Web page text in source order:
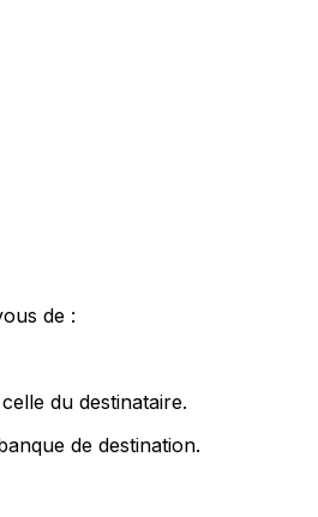
de :
du destinataire.
de destination.